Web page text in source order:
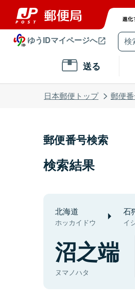
ゆうIDマイページへ
送る
日本郵便トップ 郵便
郵便番号検索
検索結果
北海道
ホッカイドウ
石
イ
沼之端
ヌマノハタ